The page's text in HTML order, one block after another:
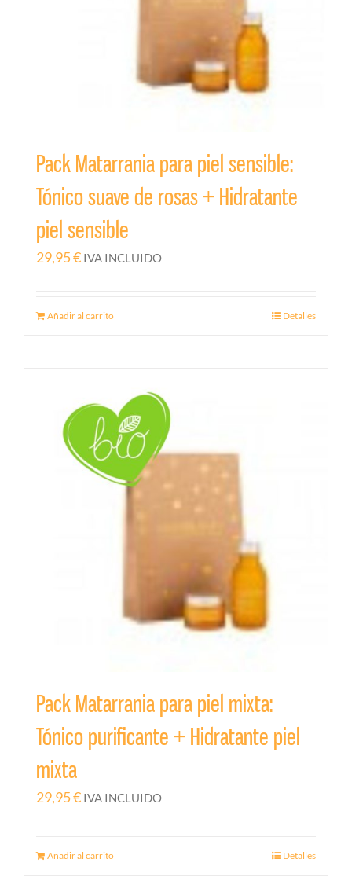
Pack Matarrania para piel sensible:
Tónico suave de rosas + Hidratante
piel sensible
29,95€ IVA INCLUIDO
Añadir al carrito Detalles
Pack Matarrania para piel mixta:
Tónico purificante + Hidratante piel
mixta
29,95€ IVA INCLUIDO
Añadir al carrito Detalles